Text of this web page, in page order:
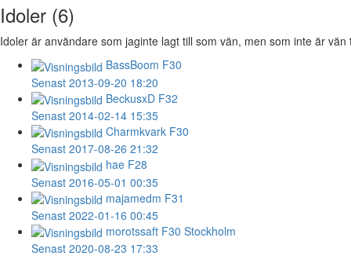
Idoler (6)
Idoler är användare som jaginte lagt till som vän, men som inte är vän
BassBoom F30
Senast 2013-09-20 18:20
BeckusxD F32
Senast 2014-02-14 15:35
Charmkvark F30
Senast 2017-08-26 21:32
hae F28
Senast 2016-05-01 00:35
majamedm F31
Senast 2022-01-16 00:45
morotssaft F30 Stockholm
Senast 2020-08-23 17:33